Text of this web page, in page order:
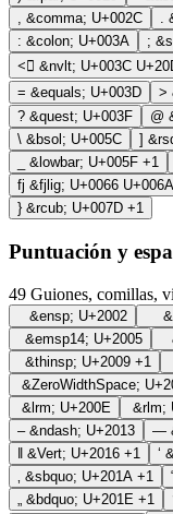
, &comma; U+002C .
: &colon; U+003A ;
<⃒ &nvlt; U+003C
= &equals; U+003D >
? &quest; U+003F @
\ &bsol; U+005C ]
&lowbar; U+005F +1
fj &fjlig; U+0066 U+006A
} &rcub; U+007D +1
Puntuación y
49 Guiones, comillas,
&ensp; U+2002
&emsp14; U+2005
&thinsp; U+2009 +1
&ZeroWidthSpace;
&lrm; U+200E &rlm;
– &ndash; U+2013 —
‖ &Vert; U+2016 +1 ‘
&sbquo; U+201A +1
&bdquo; U+201E +1